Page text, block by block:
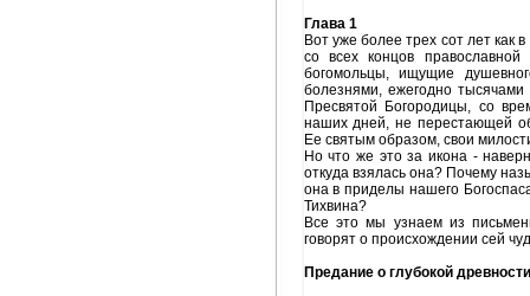
Глава 1
Вот уже более трех сот лет как
со всех концов
богомольцы, ищущие
болезнями, ежегодно тысячами
Пресвятой Богородицы, со
наших дней, не перестающей
Ее святым образом, свои
Но что же это за икона -
откуда взялась она? Почему
она в приделы нашего
Тихвина?
Все это мы узнаем из
говорят о происхождении сей
Предание о глубокой